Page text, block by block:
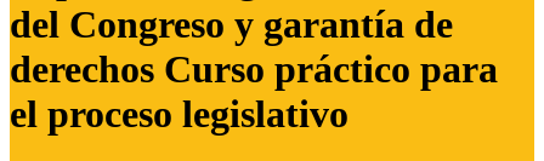
del Congreso y garantía de
derechos Curso práctico para
el proceso legislativo